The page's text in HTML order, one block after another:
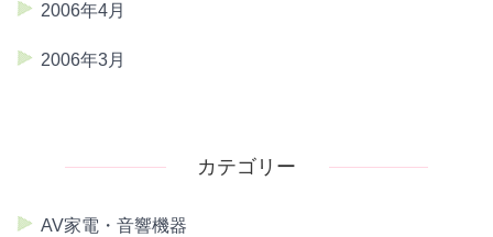
2006年4月
2006年3月
カテゴリー
AV家電・音響機器